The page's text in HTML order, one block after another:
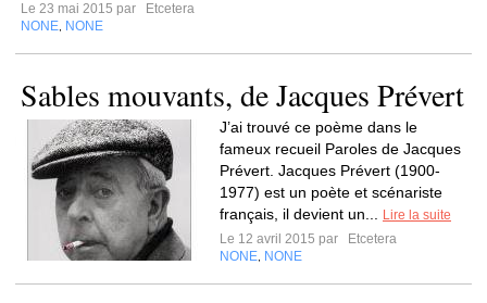
Le 23 mai 2015 par
Etcetera
NONE NONE
Sables mouvants, de Jacques Prévert
J’ai trouvé ce poème dans le
fameux recueil Paroles de Jacques
Prévert. Jacques Prévert (1900-
1977) est un poète et scénariste
français, il devient un...
Lire la suite
Le 12 avril 2015 par
Etcetera
NONE NONE